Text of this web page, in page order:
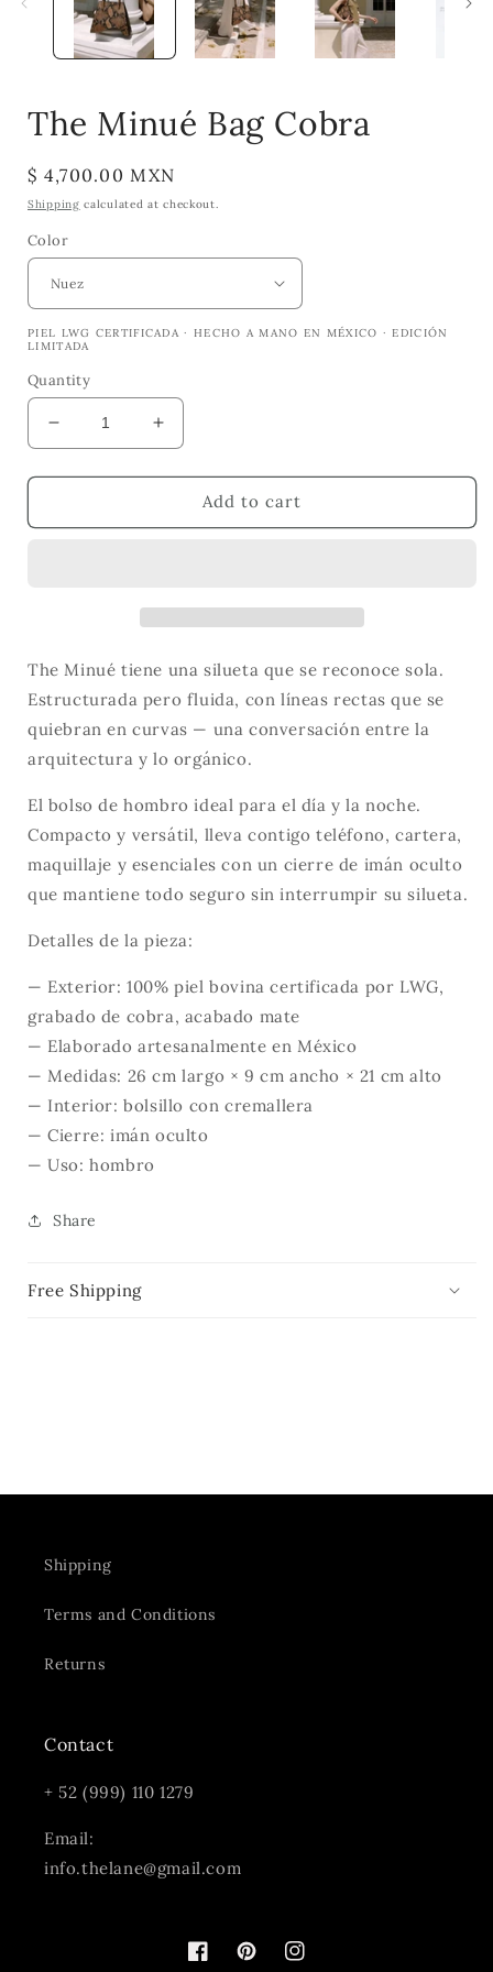
The Minué Bag Cobra
Regular
price
$ 4,700.00 MXN
Shipping calculated at checkout.
Color
PIEL LWG CERTIFICADA · HECHO A MANO EN MÉXICO · EDICIÓN
LIMITADA
Quantity
Decrease
quantity
for
Minué
Increase
quantity
for
Minué
Add to cart
The Minué tiene una silueta que se reconoce sola.
Estructurada pero fluida, con líneas rectas que se
quiebran en curvas — una conversación entre la
arquitectura y lo orgánico.
El bolso de hombro ideal para el día y la noche.
Compacto y versátil, lleva contigo teléfono, cartera,
maquillaje y esenciales con un cierre de imán oculto
que mantiene todo seguro sin interrumpir su silueta.
Detalles de la pieza:
— Exterior: 100% piel bovina certificada por LWG,
grabado de cobra, acabado mate
— Elaborado artesanalmente en México
— Medidas: 26 cm largo × 9 cm ancho × 21 cm alto
— Interior: bolsillo con cremallera
— Cierre: imán oculto
— Uso: hombro
Share
Free Shipping
Shipping
Terms and Conditions
Returns
Contact
+ 52 (999) 110 1279
Email:
info.thelane@gmail.com
FacebookPinterestInstagram